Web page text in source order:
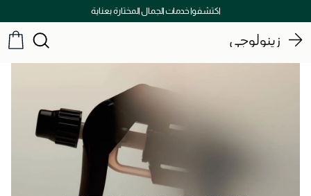
اكتشفوا خدمات الجمال المختارة بعناية
زينولوجي